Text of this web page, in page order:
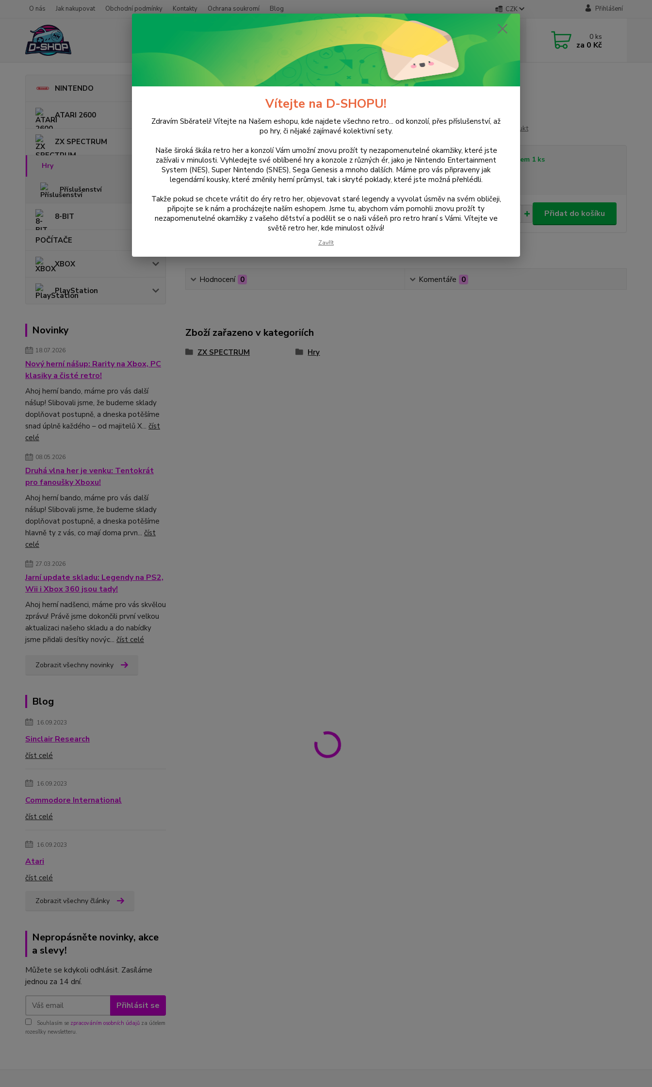
O nás Jak nakupovat Obchodní podmínky Kontakty Ochrana soukromí Blog CZK Přihlášení
Nevíte si rady? Zavolejte.
+420 733 751 266
(Po-Pá, 15:00-20:00 hod.)
0 ks
za 0 Kč
NINTENDO
ATARI 2600
ZX SPECTRUM
Hry
Příslušenství
8-BIT
POČÍTAČE
XBOX
PlayStation
Novinky
18.07.2026
Nový herní nášup: Rarity na Xbox, PC
klasiky a čisté retro!
Ahoj herní bando, máme pro vás další
nášup! Slibovali jsme, že budeme sklady
doplňovat postupně, a dneska potěšíme
snad úplně každého – od majitelů X... číst
celé
08.05.2026
Druhá vlna her je venku: Tentokrát
pro fanoušky Xboxu!
Ahoj herní bando, máme pro vás další
nášup! Slibovali jsme, že budeme sklady
doplňovat postupně, a dneska potěšíme
hlavně ty z vás, co mají doma prvn... číst
celé
27.03.2026
Jarní update skladu: Legendy na PS2,
Wii i Xbox 360 jsou tady!
Ahoj herní nadšenci, máme pro vás skvělou
zprávu! Právě jsme dokončili první velkou
aktualizaci našeho skladu a do nabídky
jsme přidali desítky novýc... číst celé
Zobrazit všechny novinky
Blog
16.09.2023
Sinclair Research
číst celé
16.09.2023
Commodore International
číst celé
16.09.2023
Atari
číst celé
Zobrazit všechny články
Nepropásněte novinky, akce
a slevy!
Můžete se kdykoli odhlásit. Zasíláme
jednou za 14 dní.
Přihlásit se
Souhlasím se zpracováním osobních údajů za účelem
rozesílky newsletteru.
ZX SPECTRUM Hry ACE 2
Ohodnotit produkt
Dostupnost Skladem 1 ks
Nejsme plátci DPH
160 Kč/ks Přidat do košíku
Hodnocení 0 Komentáře 0
Zboží zařazeno v kategoriích
ZX SPECTRUM Hry
Vítejte na D-SHOPU!
Zdravím Sběrateli! Vítejte na Našem eshopu, kde najdete všechno retro... od konzolí, přes příslušenství, až
po hry, či nějaké zajímavé kolektivní sety.
Naše široká škála retro her a konzolí Vám umožní znovu prožít ty nezapomenutelné okamžiky, které jste
zažívali v minulosti. Vyhledejte své oblíbené hry a konzole z různých ér, jako je Nintendo Entertainment
System (NES), Super Nintendo (SNES), Sega Genesis a mnoho dalších. Máme pro vás připraveny jak
legendární kousky, které změnily herní průmysl, tak i skryté poklady, které jste možná přehlédli.
Takže pokud se chcete vrátit do éry retro her, objevovat staré legendy a vyvolat úsměv na svém obličeji,
připojte se k nám a procházejte naším eshopem. Jsme tu, abychom vám pomohli znovu prožít ty
nezapomenutelné okamžiky z vašeho dětství a podělit se o naši vášeň pro retro hraní s Vámi. Vítejte ve
světě retro her, kde minulost ožívá!
Zavřít